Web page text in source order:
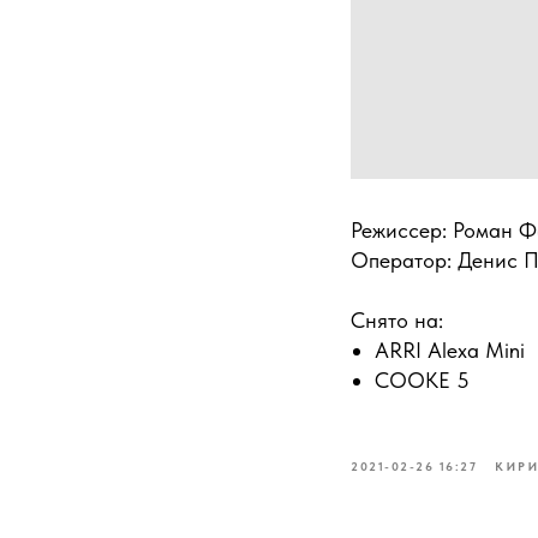
Режиссер: Роман
Оператор: Денис
Снято на:
ARRI Alexa Mini
COOKE 5
2021-02-26 16:27